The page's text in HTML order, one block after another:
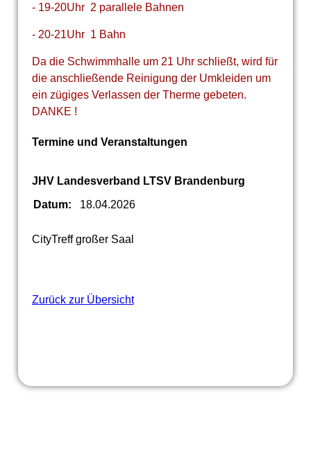
- 19-20Uhr 2 parallele Bahnen
- 20-21Uhr 1 Bahn
Da die Schwimmhalle um 21 Uhr schließt, wird für
die anschließende Reinigung der Umkleiden um
ein zügiges Verlassen der Therme gebeten.
DANKE !
Termine und Veranstaltungen
JHV Landesverband LTSV Brandenburg
Datum:
18.04.2026
CityTreff großer Saal
Zurück zur Übersicht